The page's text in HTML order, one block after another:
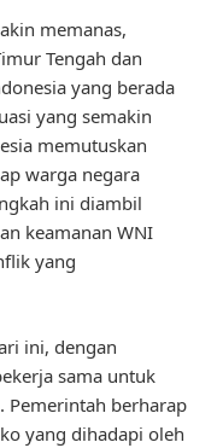
memanas,
Tengah dan
yang berada
yang semakin
memutuskan
warga negara
ini diambil
keamanan WNI
yang
ini, dengan
sama untuk
Pemerintah berharap
yang dihadapi oleh